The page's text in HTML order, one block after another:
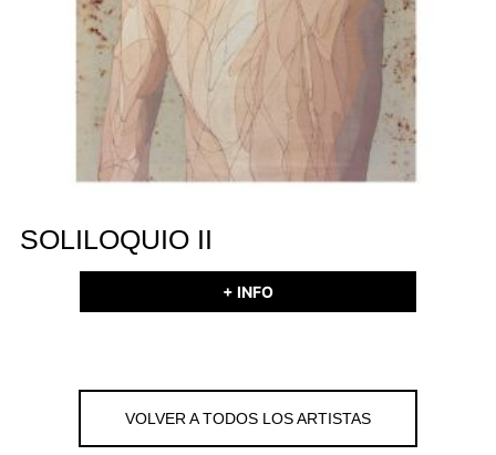
SOLILOQUIO II
+ INFO
VOLVER A TODOS LOS ARTISTAS